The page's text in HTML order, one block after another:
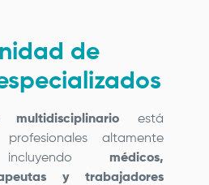
de
multidisciplinario está
altamente
incluyendo médicos,
y trabajadores